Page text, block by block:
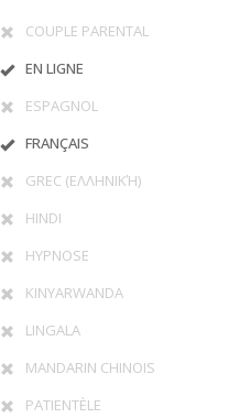
COUPLE PARENTAL
EN LIGNE
ESPAGNOL
FRANÇAIS
GREC (ΕΛΛΗΝΙΚΉ)
HINDI
HYPNOSE
KINYARWANDA
LINGALA
MANDARIN CHINOIS
PATIENTÈLE